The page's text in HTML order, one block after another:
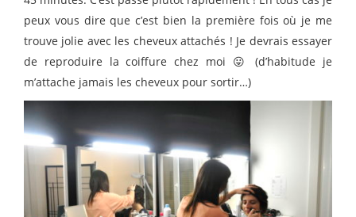
peux vous dire que c’est bien la première fois où je me
trouve jolie avec les cheveux attachés ! Je devrais essayer
de reproduire la coiffure chez moi 😛 (d’habitude je
m’attache jamais les cheveux pour sortir…)